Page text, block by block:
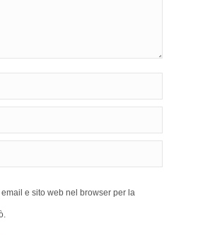
e sito web nel browser per la